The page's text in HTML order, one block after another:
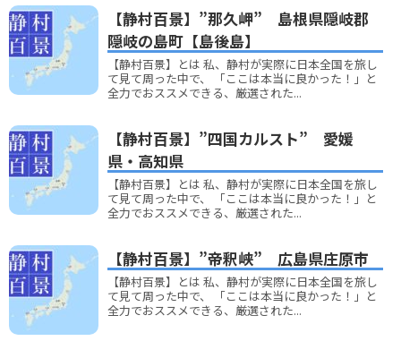
【静村百景】”那久岬” 島根県隠岐郡
隠岐の島町【島後島】
【静村百景】とは 私、静村が実際に日本全国を旅し
て見て周った中で、 「ここは本当に良かった！」と
全力でおススメできる、厳選された...
【静村百景】”四国カルスト” 愛媛
県・高知県
【静村百景】とは 私、静村が実際に日本全国を旅し
て見て周った中で、 「ここは本当に良かった！」と
全力でおススメできる、厳選された...
【静村百景】”帝釈峡” 広島県庄原市
【静村百景】とは 私、静村が実際に日本全国を旅し
て見て周った中で、 「ここは本当に良かった！」と
全力でおススメできる、厳選された...